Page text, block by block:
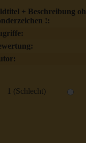
+ Beschreibung
!:
1 (Schlecht)